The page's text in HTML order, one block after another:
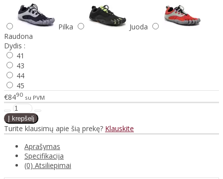
Pilka
Juoda
Raudona
Dydis :
41
43
44
45
€8490 su PVM
Turite klausimų apie šią prekę? Klauskite
Aprašymas
Specifikacija
(0) Atsiliepimai